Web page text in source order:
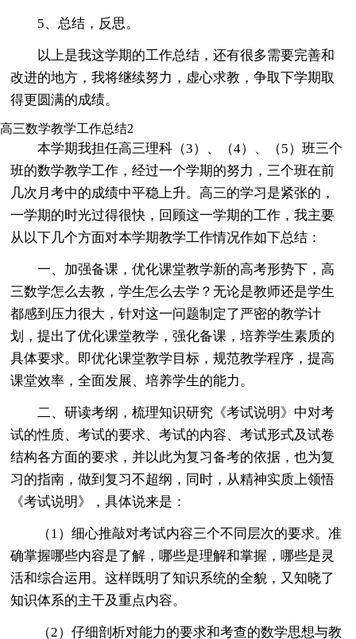
5、总结，反思。
以上是我这学期的工作总结，还有很多需要完善和
改进的地方，我将继续努力，虚心求教，争取下学期取
得更圆满的成绩。
高三数学教学工作总结2
本学期我担任高三理科（3）、（4）、（5）班三个
班的数学教学工作，经过一个学期的努力，三个班在前
几次月考中的成绩中平稳上升。高三的学习是紧张的，
一学期的时光过得很快，回顾这一学期的工作，我主要
从以下几个方面对本学期教学工作情况作如下总结：
一、加强备课，优化课堂教学新的高考形势下，高
三数学怎么去教，学生怎么去学？无论是教师还是学生
都感到压力很大，针对这一问题制定了严密的教学计
划，提出了优化课堂教学，强化备课，培养学生素质的
具体要求。即优化课堂教学目标，规范教学程序，提高
课堂效率，全面发展、培养学生的能力。
二、研读考纲，梳理知识研究《考试说明》中对考
试的性质、考试的要求、考试的内容、考试形式及试卷
结构各方面的要求，并以此为复习备考的依据，也为复
习的指南，做到复习不超纲，同时，从精神实质上领悟
《考试说明》，具体说来是：
（1）细心推敲对考试内容三个不同层次的要求。准
确掌握哪些内容是了解，哪些是理解和掌握，哪些是灵
活和综合运用。这样既明了知识系统的全貌，又知晓了
知识体系的主干及重点内容。
（2）仔细剖析对能力的要求和考查的数学思想与教